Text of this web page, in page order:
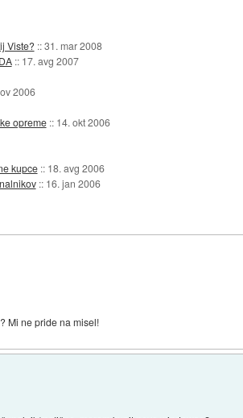
Viste? ::31. mar 2008
:: 17. avg 2007
2006
opreme :: 14. okt 2006
kupce :: 18. avg 2006
:: 16. jan 2006
Mi ne pride na misel!